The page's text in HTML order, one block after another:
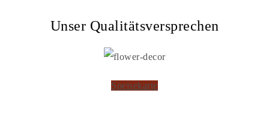
Unser Qualitätsversprechen
Speisekarte